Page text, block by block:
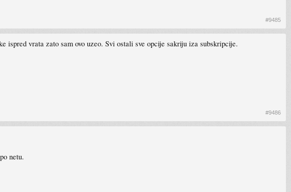
#9485
vrata zato sam ovo uzeo. Svi ostali sve opcije sakriju iza subskripcije.
#9486
netu.